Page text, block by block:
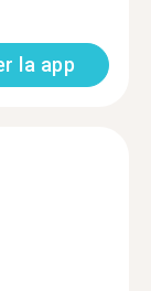
la app